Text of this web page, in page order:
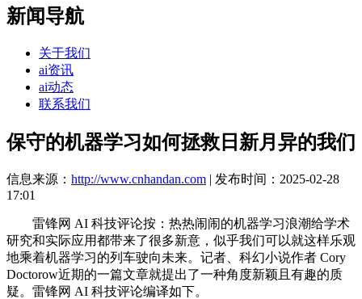
新闻导航
关于我们
ai资讯
ai动态
联系我们
保守的机器学习如何拯救日新月异的我们
信息来源： http://www.cnhandan.com | 发布时间：2025-02-28
17:01
雷锋网 AI 科技评论按：热热闹闹的机器学习浪潮给学术
研究和实际应用都带来了很多新意，似乎我们可以就这样乐观
地乘着机器学习的列车驶向未来。记者、科幻小说作者 Cory
Doctorow近期的一篇文章就提出了一种角度新颖且有趣的质
疑。雷锋网 AI 科技评论编译如下。